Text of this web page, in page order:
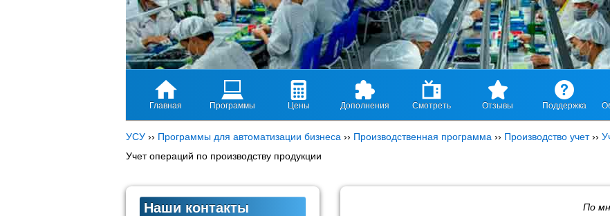
Главная Программы Цены Дополнения Смотреть Отзывы Поддержка
УСУ ›› Программы для автоматизации бизнеса ›› Производственная программа ›› Производство учет››
Учет операций по производству продукции
По
Наши контакты